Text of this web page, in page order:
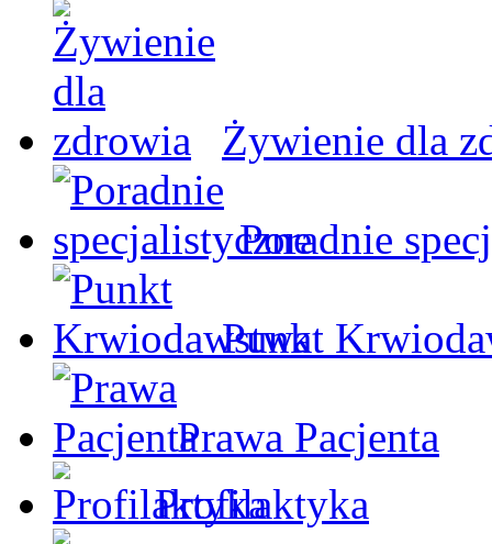
Żywienie dla
Poradnie
Punkt
Prawa Pacjenta
Profilaktyka